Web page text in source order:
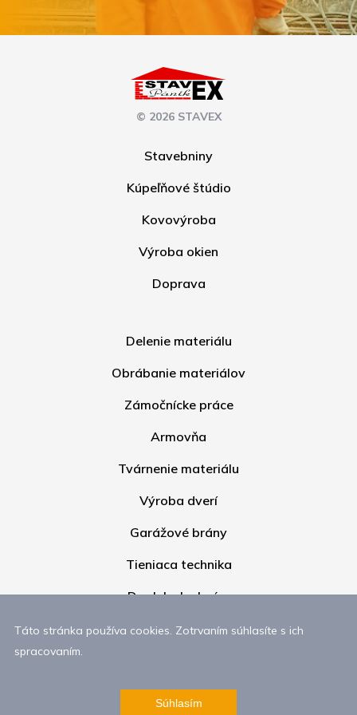
© 2026 STAVEX
Stavebniny
Kúpeľňové štúdio
Kovovýroba
Výroba okien
Doprava
Delenie materiálu
Obrábanie materiálov
Zámočnícke práce
Armovňa
Tvárnenie materiálu
Výroba dverí
Garážové brány
Tieniaca technika
Doplnky k oknám
Galéria
Táto stránka používa cookies. Zotrvaním súhlasíte s ich
spracovaním.
Súhlasím